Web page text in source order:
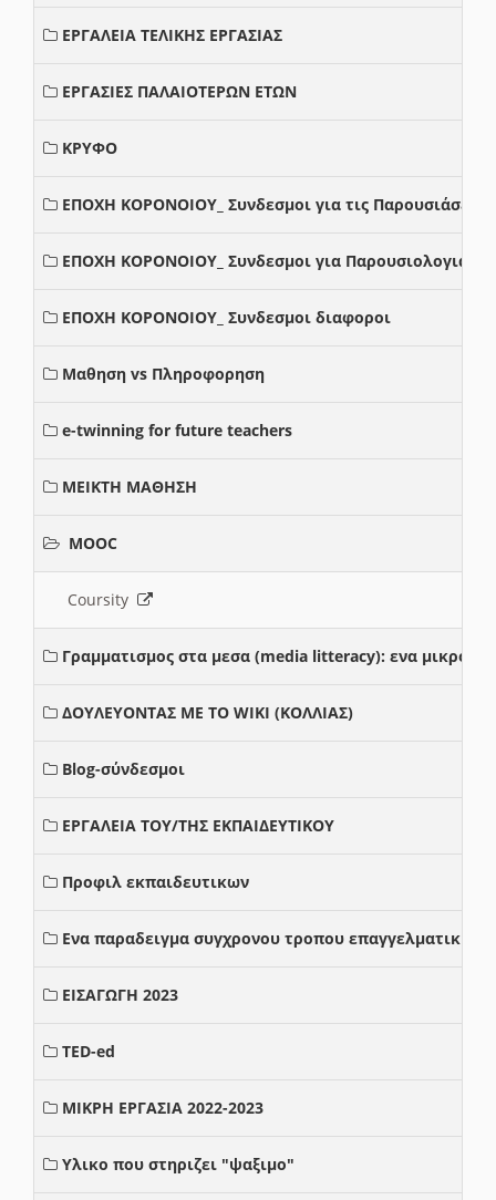
ΕΡΓΑΛΕΙΑ ΤΕΛΙΚΗΣ ΕΡΓΑΣΙΑΣ
ΕΡΓΑΣΙΕΣ ΠΑΛΑΙΟΤΕΡΩΝ ΕΤΩΝ
ΚΡΥΦΟ
ΕΠΟΧΗ ΚΟΡΟΝΟΙΟΥ_ Συνδεσμοι για τις Παρουσιάσεις
ΕΠΟΧΗ ΚΟΡΟΝΟΙΟΥ_ Συνδεσμοι για Παρουσιολογια
ΕΠΟΧΗ ΚΟΡΟΝΟΙΟΥ_ Συνδεσμοι διαφοροι
Μαθηση vs Πληροφορηση
e-twinning for future teachers
ΜΕΙΚΤΗ ΜΑΘΗΣΗ
MOOC
Coursity
Γραμματισμος στα μεσα (media litteracy): ενα μικρο
ΔΟΥΛΕΥΟΝΤΑΣ ΜΕ ΤΟ WIKI (ΚΟΛΛΙΑΣ)
Blog-σύνδεσμοι
ΕΡΓΑΛΕΙΑ ΤΟΥ/ΤΗΣ ΕΚΠΑΙΔΕΥΤΙΚΟΥ
Προφιλ εκπαιδευτικων
Ενα παραδειγμα συγχρονου τροπου επαγγελματικης
ΕΙΣΑΓΩΓΗ 2023
TED-ed
ΜΙΚΡΗ ΕΡΓΑΣΙΑ 2022-2023
Υλικο που στηριζει "ψαξιμο"